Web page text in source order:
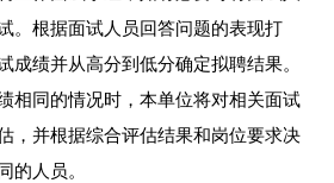
。根据面试人员回答问题的表现打
成绩并从高分到低分确定拟聘结果。
相同的情况时，本单位将对相关面试
，并根据综合评估结果和岗位要求决
的人员。